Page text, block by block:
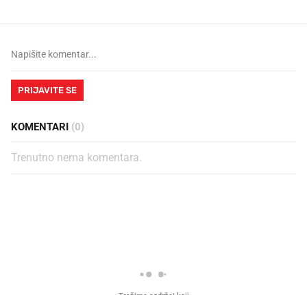
PRIJAVITE SE
KOMENTARI (0)
Trenutno nema komentara.